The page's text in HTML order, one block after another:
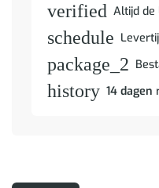
verified Altijd de
schedule
package_2
history 14 dagen